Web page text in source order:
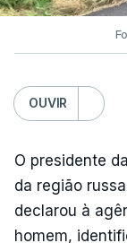
OUVIR
O presidente
da região
declarou à
homem,